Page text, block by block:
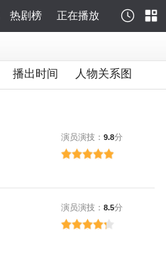
热剧榜 正在播放
播出时间 人物关系图
演员演技：9.8分
演员演技：8.5分